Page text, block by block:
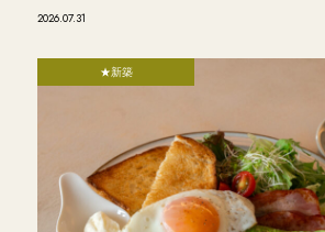
2026.07.31
★新築